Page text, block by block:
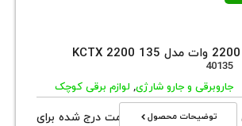
شارژی, لوازم برقی کوچک
محصول
اقساطی قیمت درج شده برای